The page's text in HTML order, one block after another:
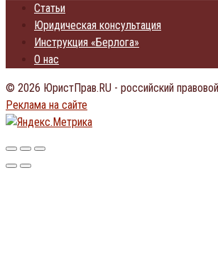
Статьи
Юридическая консультация
Инструкция «Берлога»
О нас
© 2026 ЮристПрав.RU - российский
Реклама на сайте